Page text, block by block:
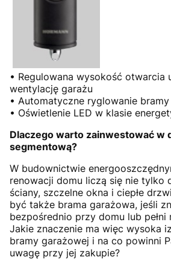
• Regulowana wysokość otwarcia
wentylację garażu
• Automatyczne ryglowanie bramy
• Oświetlenie LED w klasie
Dlaczego warto zainwestować w
segmentową?
W budownictwie
renowacji domu liczą się nie tylko
ściany, szczelne okna i ciepłe
być także brama garażowa, jeśli
bezpośrednio przy domu lub
Jakie znaczenie ma więc wysoka
bramy garażowej i na co powinni
uwagę przy jej zakupie?